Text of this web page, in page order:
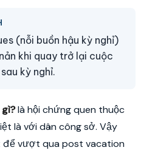
(nỗi buồn hậu kỳ nghỉ)
khi quay trở lại cuộc
kỳ nghỉ.
là hội chứng quen thuộc
là với dân công sở. Vậy
để vượt qua post vacation